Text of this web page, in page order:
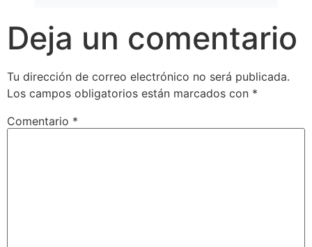
Deja un comentario
Tu dirección de correo electrónico no será publicada.
Los campos obligatorios están marcados con *
Comentario *